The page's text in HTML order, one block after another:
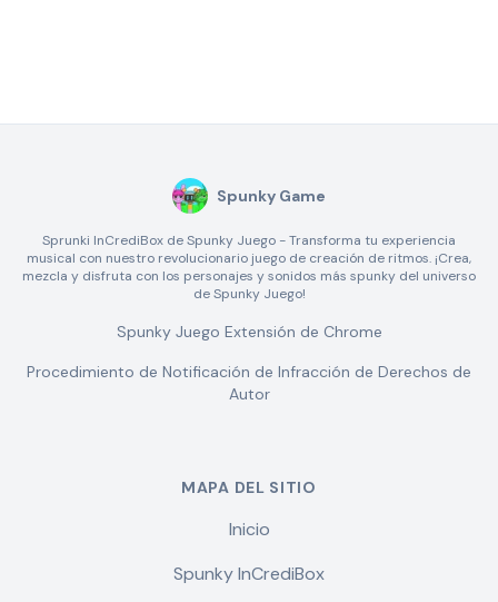
Spunky Game
Sprunki InCrediBox de Spunky Juego - Transforma tu experiencia
musical con nuestro revolucionario juego de creación de ritmos. ¡Crea,
mezcla y disfruta con los personajes y sonidos más spunky del universo
de Spunky Juego!
Spunky Juego Extensión de Chrome
Procedimiento de Notificación de Infracción de Derechos de
Autor
MAPA DEL SITIO
Inicio
Spunky InCrediBox